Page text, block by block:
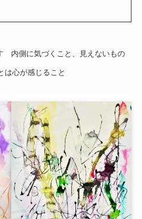
内側に気づくこと、見えないもの
は心が感じること